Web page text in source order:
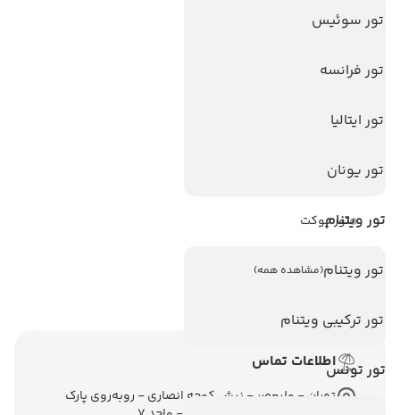
تور سوئیس
تور فرانسه
تور ایتالیا
تور یونان
تور ویتنام
تور ویتنام(مشاهده همه)
تور ترکیبی ویتنام
تور تونس
هتل های تایلند
هتل های سریلانکا
تورهای پربازدید
تور پوکت
اطلاعات تماس
تهران - ولیعصر - نبش کوچه انصاری - روبه‌روی پارک